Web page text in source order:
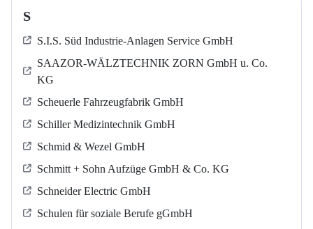
S
S.I.S. Süd Industrie-Anlagen Service GmbH
SAAZOR-WÄLZTECHNIK ZORN GmbH u. Co.
KG
Scheuerle Fahrzeugfabrik GmbH
Schiller Medizintechnik GmbH
Schmid & Wezel GmbH
Schmitt + Sohn Aufzüge GmbH & Co. KG
Schneider Electric GmbH
Schulen für soziale Berufe gGmbH